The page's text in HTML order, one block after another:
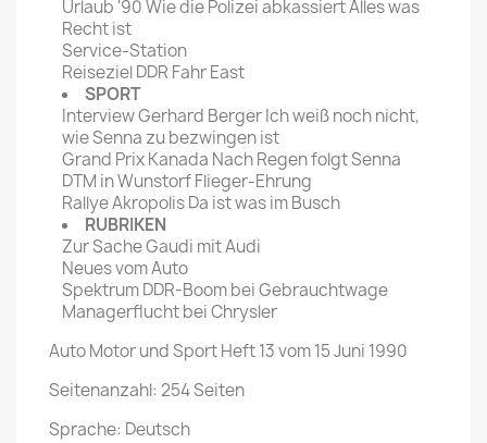
Urlaub '90 Wie die Polizei abkassiert Alles was
Recht ist
Service-Station
Reiseziel DDR Fahr East
SPORT
Interview Gerhard Berger Ich weiß noch nicht,
wie Senna zu bezwingen ist
Grand Prix Kanada Nach Regen folgt Senna
DTM in Wunstorf Flieger-Ehrung
Rallye Akropolis Da ist was im Busch
RUBRIKEN
Zur Sache Gaudi mit Audi
Neues vom Auto
Spektrum DDR-Boom bei Gebrauchtwage
Managerflucht bei Chrysler
Auto Motor und Sport Heft 13 vom 15 Juni 1990
Seitenanzahl: 254 Seiten
Sprache: Deutsch